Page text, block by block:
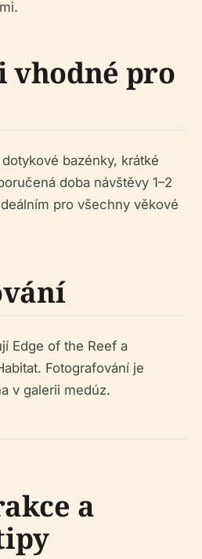
vhodné pro
bazénky, krátké
doba návštěvy 1–2
pro všechny věkové
Edge of the Reef a
Fotografování je
v galerii medúz.
a